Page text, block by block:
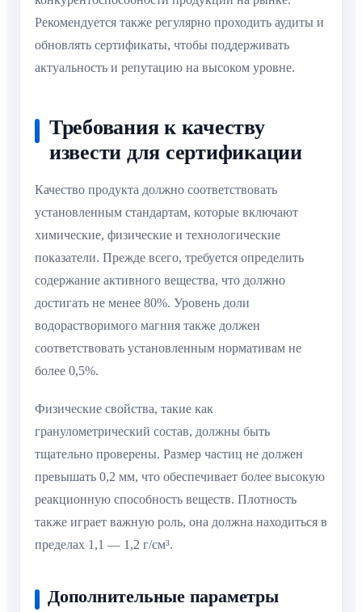
Рекомендуется также регулярно проходить аудиты и
обновлять сертификаты, чтобы поддерживать
актуальность и репутацию на высоком уровне.
Требования к качеству
извести для сертификации
Качество продукта должно соответствовать
установленным стандартам, которые включают
химические, физические и технологические
показатели. Прежде всего, требуется определить
содержание активного вещества, что должно
достигать не менее 80%. Уровень доли
водорастворимого магния также должен
соответствовать установленным нормативам не
более 0,5%.
Физические свойства, такие как
гранулометрический состав, должны быть
тщательно проверены. Размер частиц не должен
превышать 0,2 мм, что обеспечивает более высокую
реакционную способность веществ. Плотность
также играет важную роль, она должна находиться в
пределах 1,1 — 1,2 г/см³.
Дополнительные параметры